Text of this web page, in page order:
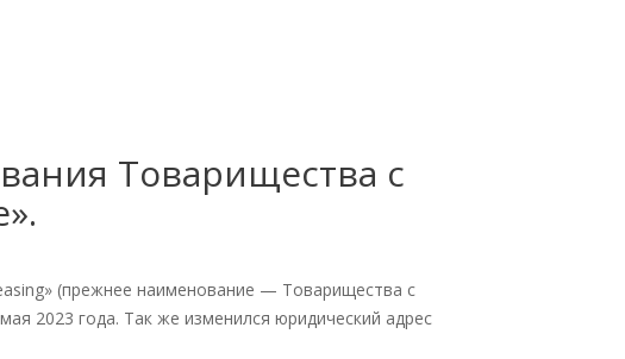
Товарищества с
(прежнее наименование — Товарищества с
2023 года. Так же изменился юридический адрес